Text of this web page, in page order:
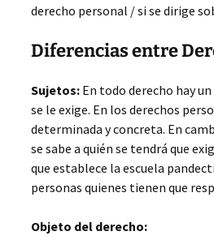
derecho personal / si se dirige
Diferencias entre
Sujetos: En todo derecho hay
se le exige. En los derechos
determinada y concreta. En
se sabe a quién se tendrá que
que establece la escuela
personas quienes tienen que
Objeto del derecho: